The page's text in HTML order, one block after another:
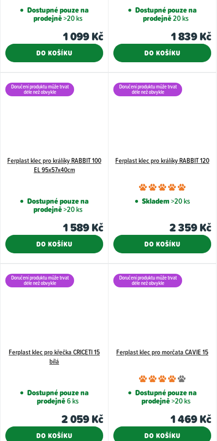
hodnocení
produktu
je
5,0
Dostupné pouze na
prodejně>20 ks
1 099 Kč
DO KOŠÍKU
je
5,0
Dostupné pouze na
prodejně20 ks
1 839 Kč
DO KOŠÍKU
Doručení produktu může trvat
déle než obvykle
Ferplast klec pro králíky RABBIT 100
EL 95x57x40cm
Dostupné pouze na
prodejně>20 ks
1 589 Kč
DO KOŠÍKU
Doručení produktu může trvat
déle než obvykle
Ferplast klec pro králíky RABBIT 120
je
5,0
Skladem>20 ks
2 359 Kč
DO KOŠÍKU
Doručení produktu může trvat
déle než obvykle
Ferplast klec pro křečka CRICETI 15
bílá
Dostupné pouze na
prodejně6 ks
2 059 Kč
DO KOŠÍKU
Doručení produktu může trvat
déle než obvykle
Ferplast klec pro morčata CAVIE 15
je
4,0
Dostupné pouze na
prodejně>20 ks
1 469 Kč
DO KOŠÍKU